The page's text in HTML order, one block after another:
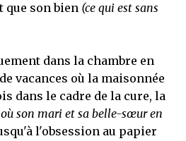
que son bien (ce qui est sans
dans la chambre en
vacances où la maisonnée
dans le cadre de la cure, la
son mari et sa belle-sœur en
l'obsession au papier